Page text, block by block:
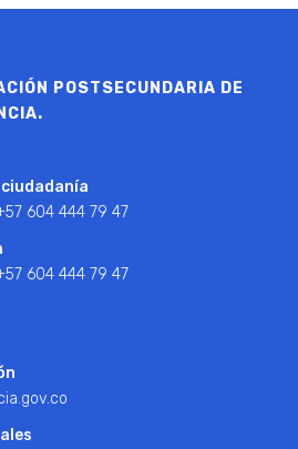
POSTSECUNDARIA DE
604 444 79 47
604 444 79 47